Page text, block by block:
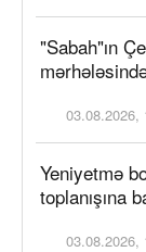
"Sabah"ın
03.08.2026,
Yeniyetmə
toplanışına
03.08.2026,